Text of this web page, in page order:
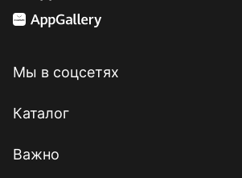
Мы в соцсетях
Каталог
Важно